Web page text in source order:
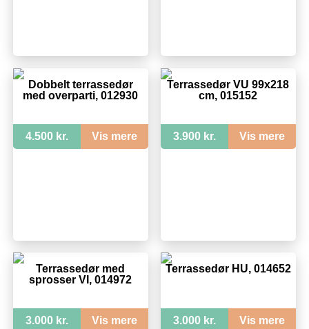
Dobbelt terrassedør
med overparti, 012930
4.500 kr. Vis mere
Terrassedør VU 99x218
cm, 015152
3.900 kr. Vis mere
Terrassedør med
sprosser VI, 014972
3.000 kr. Vis mere
Terrassedør HU, 014652
3.000 kr. Vis mere